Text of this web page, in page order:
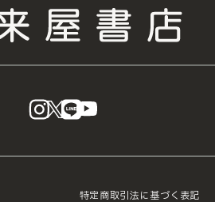
instagram
X LINE
特定商取引法に基づく表記